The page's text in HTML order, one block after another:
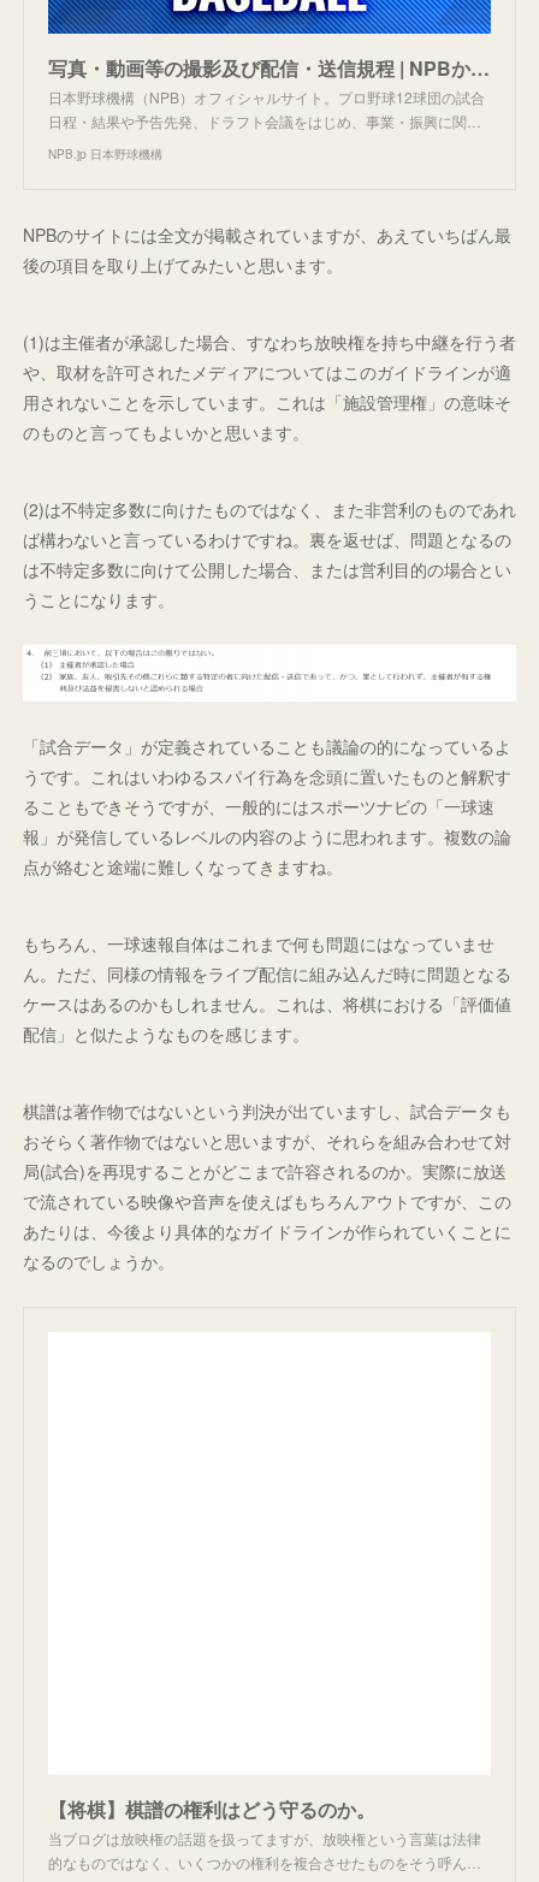
写真・動画等の撮影及び配信・送信規程 | NPBからのお知らせ
日本野球機構（NPB）オフィシャルサイト。プロ野球12球団の試合
日程・結果や予告先発、ドラフト会議をはじめ、事業・振興に関…
NPB.jp 日本野球機構
NPBのサイトには全文が掲載されていますが、あえていちばん最
後の項目を取り上げてみたいと思います。
(1)は主催者が承認した場合、すなわち放映権を持ち中継を行う者
や、取材を許可されたメディアについてはこのガイドラインが適
用されないことを示しています。これは「施設管理権」の意味そ
のものと言ってもよいかと思います。
(2)は不特定多数に向けたものではなく、また非営利のものであれ
ば構わないと言っているわけですね。裏を返せば、問題となるの
は不特定多数に向けて公開した場合、または営利目的の場合とい
うことになります。
「試合データ」が定義されていることも議論の的になっているよ
うです。これはいわゆるスパイ行為を念頭に置いたものと解釈す
ることもできそうですが、一般的にはスポーツナビの「一球速
報」が発信しているレベルの内容のように思われます。複数の論
点が絡むと途端に難しくなってきますね。
もちろん、一球速報自体はこれまで何も問題にはなっていませ
ん。ただ、同様の情報をライブ配信に組み込んだ時に問題となる
ケースはあるのかもしれません。これは、将棋における「評価値
配信」と似たようなものを感じます。
棋譜は著作物ではないという判決が出ていますし、試合データも
おそらく著作物ではないと思いますが、それらを組み合わせて対
局(試合)を再現することがどこまで許容されるのか。実際に放送
で流されている映像や音声を使えばもちろんアウトですが、この
あたりは、今後より具体的なガイドラインが作られていくことに
なるのでしょうか。
【将棋】棋譜の権利はどう守るのか。
当ブログは放映権の話題を扱ってますが、放映権という言葉は法律
的なものではなく、いくつかの権利を複合させたものをそう呼ん…